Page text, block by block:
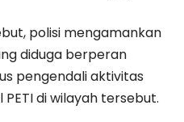
polisi mengamankan
diduga berperan
pengendali aktivitas
di wilayah tersebut.